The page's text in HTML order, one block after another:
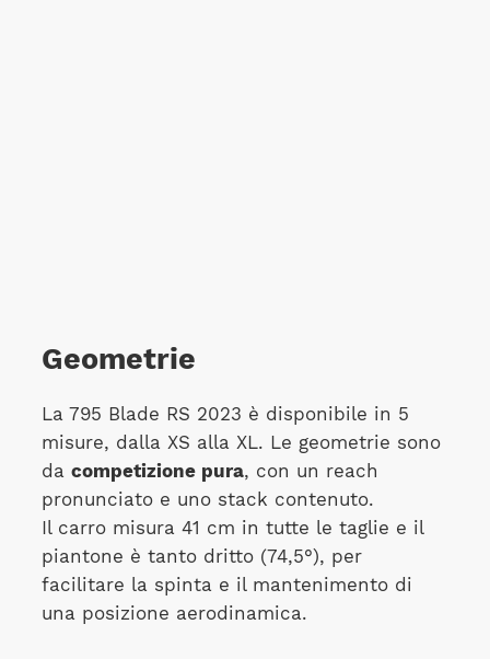
Geometrie
La 795 Blade RS 2023 è disponibile in 5
misure, dalla XS alla XL. Le geometrie sono
da competizione pura, con un reach
pronunciato e uno stack contenuto.
Il carro misura 41 cm in tutte le taglie e il
piantone è tanto dritto (74,5°), per
facilitare la spinta e il mantenimento di
una posizione aerodinamica.